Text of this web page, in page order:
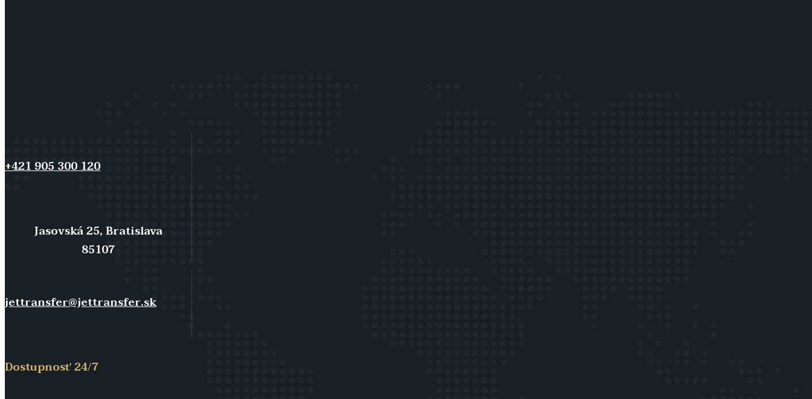
+421 905 300 120
Jasovská 25, Bratislava
85107
jettransfer@jettransfer.sk
Dostupnosť 24/7